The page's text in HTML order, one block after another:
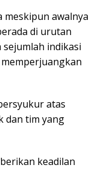
meskipun awalnya
di urutan
indikasi
atas
dan tim yang
keadilan